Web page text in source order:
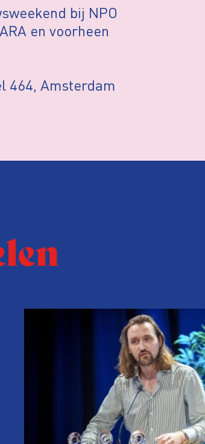
bij NPO
en voorheen
464, Amsterdam